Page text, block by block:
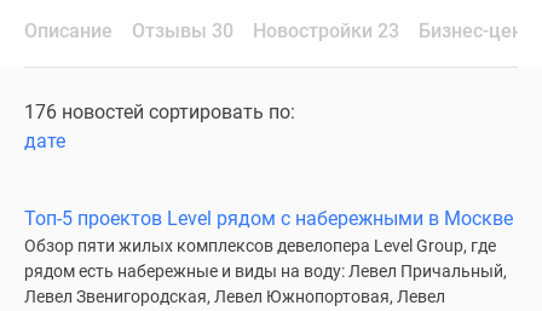
Описание Отзывы 30 Новостройки 23 Бизнес-
176 новостей сортировать по:
дате
Топ-5 проектов Level рядом с набережными в Москве
Обзор пяти жилых комплексов девелопера Level Group, где
рядом есть набережные и виды на воду: Левел Причальный,
Левел Звенигородская, Левел Южнопортовая, Левел